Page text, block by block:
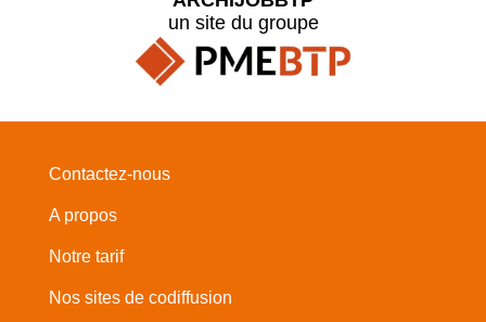
un site du groupe
Contactez-nous
A propos
Notre tarif
Nos sites de codiffusion